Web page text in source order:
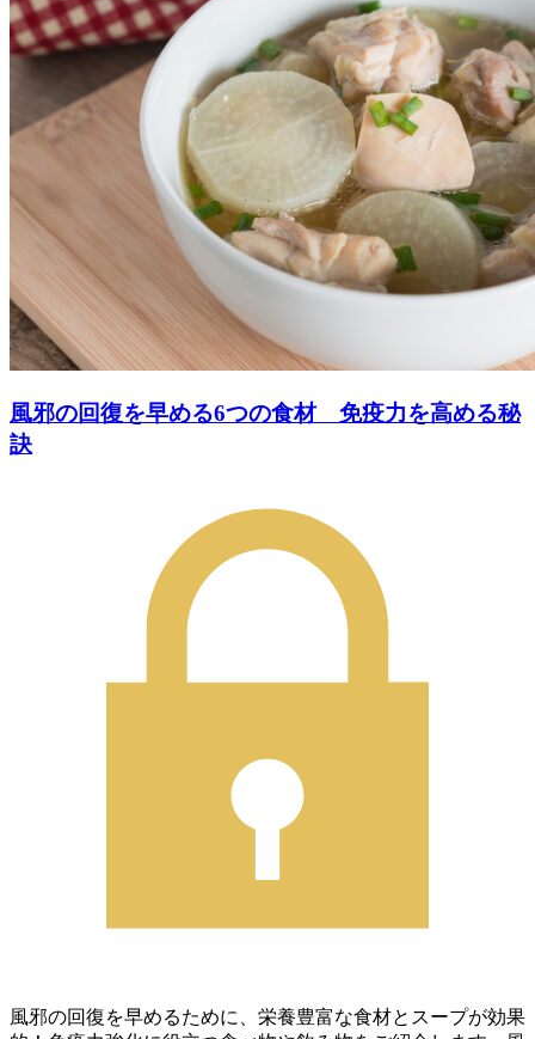
風邪の回復を早める6つの食材 免疫力を高める秘
訣
風邪の回復を早めるために、栄養豊富な食材とスープが効果